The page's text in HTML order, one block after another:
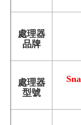
處理器
品牌
處理器
型號